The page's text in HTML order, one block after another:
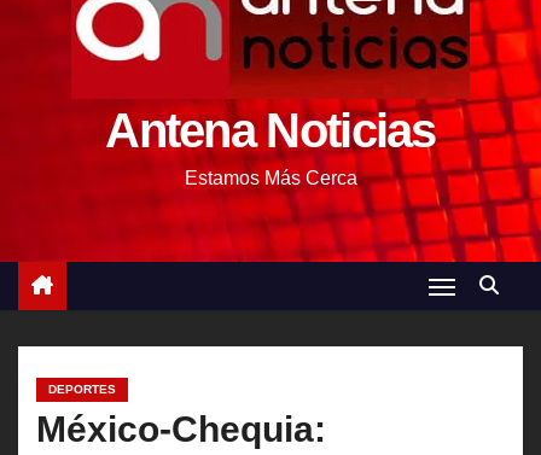
Antena Noticias
Estamos Más Cerca
DEPORTES
México-Chequia: